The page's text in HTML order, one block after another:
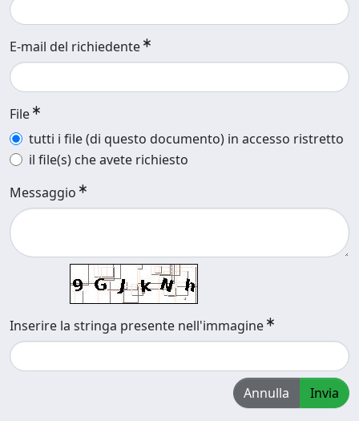
E-mail del richiedente
File
tutti i file (di questo documento) in accesso ristretto
il file(s) che avete richiesto
Messaggio
Inserire la stringa presente nell'immagine
Annulla Invia